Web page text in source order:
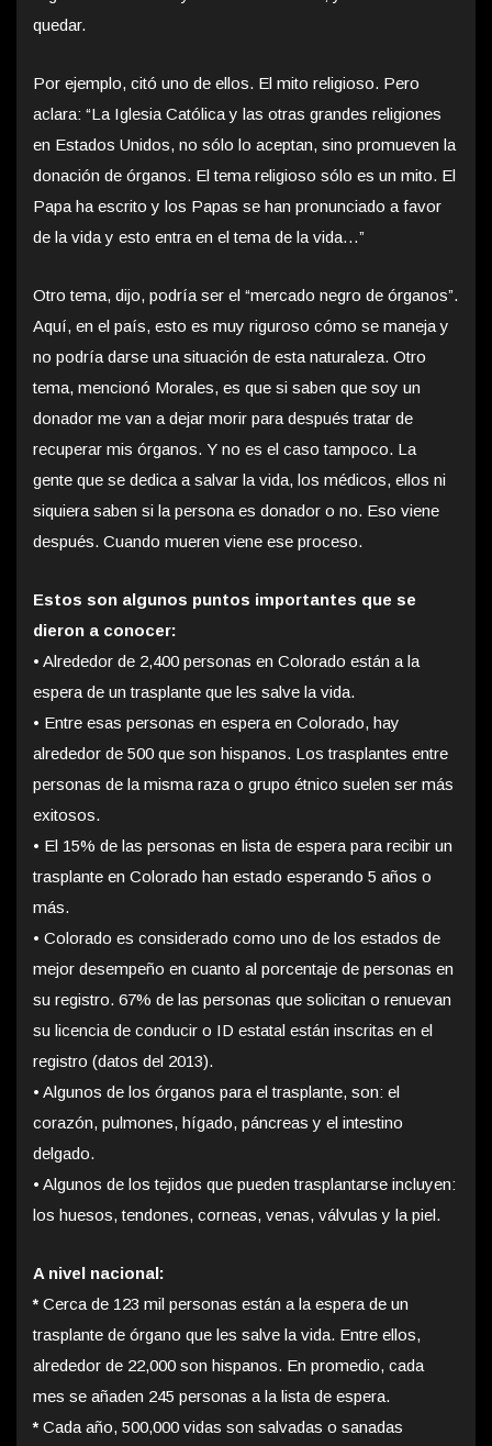
quedar.
Por ejemplo, citó uno de ellos. El mito religioso. Pero
aclara: “La Iglesia Católica y las otras grandes religiones
en Estados Unidos, no sólo lo aceptan, sino promueven la
donación de órganos. El tema religioso sólo es un mito. El
Papa ha escrito y los Papas se han pronunciado a favor
de la vida y esto entra en el tema de la vida…”
Otro tema, dijo, podría ser el “mercado negro de órganos”.
Aquí, en el país, esto es muy riguroso cómo se maneja y
no podría darse una situación de esta naturaleza. Otro
tema, mencionó Morales, es que si saben que soy un
donador me van a dejar morir para después tratar de
recuperar mis órganos. Y no es el caso tampoco. La
gente que se dedica a salvar la vida, los médicos, ellos ni
siquiera saben si la persona es donador o no. Eso viene
después. Cuando mueren viene ese proceso.
Estos son algunos puntos importantes que se
dieron a conocer:
• Alrededor de 2,400 personas en Colorado están a la
espera de un trasplante que les salve la vida.
• Entre esas personas en espera en Colorado, hay
alrededor de 500 que son hispanos. Los trasplantes entre
personas de la misma raza o grupo étnico suelen ser más
exitosos.
• El 15% de las personas en lista de espera para recibir un
trasplante en Colorado han estado esperando 5 años o
más.
• Colorado es considerado como uno de los estados de
mejor desempeño en cuanto al porcentaje de personas en
su registro. 67% de las personas que solicitan o renuevan
su licencia de conducir o ID estatal están inscritas en el
registro (datos del 2013).
• Algunos de los órganos para el trasplante, son: el
corazón, pulmones, hígado, páncreas y el intestino
delgado.
• Algunos de los tejidos que pueden trasplantarse incluyen:
los huesos, tendones, corneas, venas, válvulas y la piel.
A nivel nacional:
* Cerca de 123 mil personas están a la espera de un
trasplante de órgano que les salve la vida. Entre ellos,
alrededor de 22,000 son hispanos. En promedio, cada
mes se añaden 245 personas a la lista de espera.
* Cada año, 500,000 vidas son salvadas o sanadas